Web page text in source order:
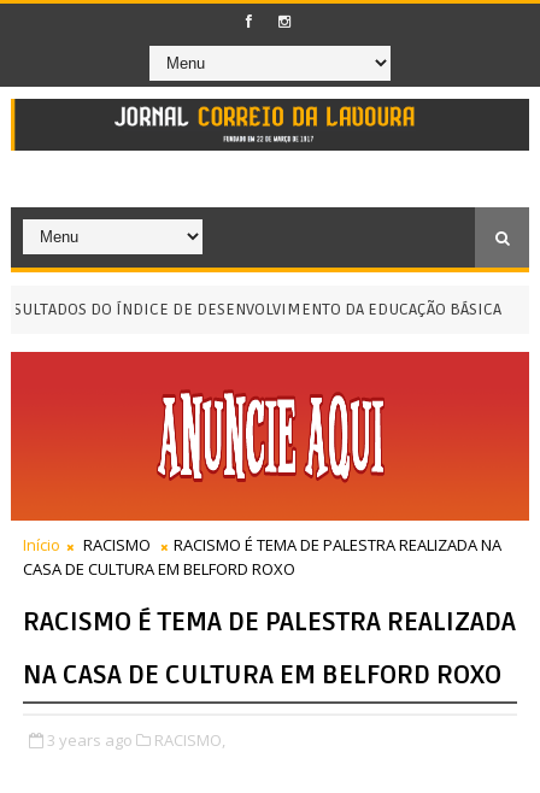
DO ÍNDICE DE DESENVOLVIMENTO DA EDUCAÇÃO BÁSICA
Início RACISMO
RACISMO É TEMA DE PALESTRA REALIZADA NA
CASA DE CULTURA EM BELFORD ROXO
RACISMO É TEMA DE PALESTRA REALIZADA
NA CASA DE CULTURA EM BELFORD ROXO
3 years ago RACISMO,